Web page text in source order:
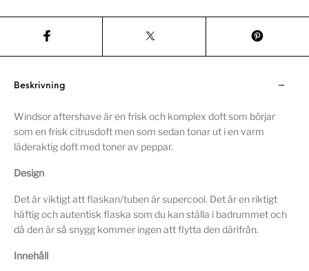
Beskrivning
Windsor aftershave är en frisk och komplex doft som börjar
som en frisk citrusdoft men som sedan tonar ut i en varm
läderaktig doft med toner av peppar.
Design
Det är viktigt att flaskan/tuben är supercool. Det är en riktigt
häftig och autentisk flaska som du kan ställa i badrummet och
då den är så snygg kommer ingen att flytta den därifrån.
Innehåll